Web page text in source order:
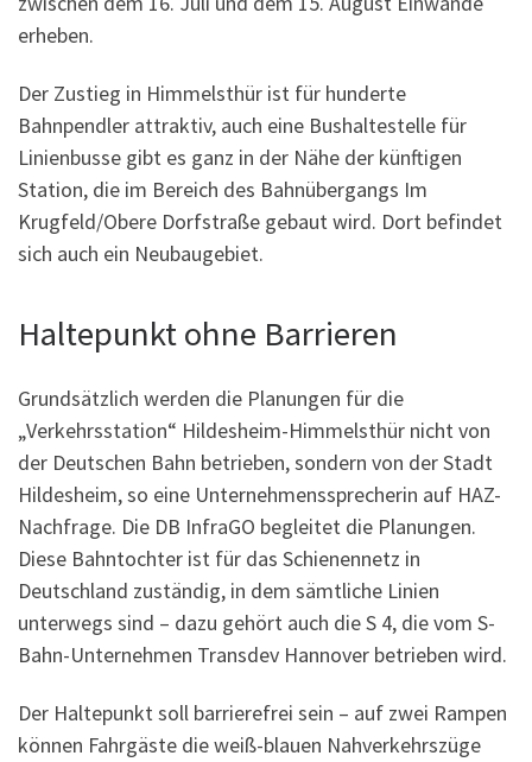
erheben.
Der Zustieg in Himmelsthür ist für hunderte
Bahnpendler attraktiv, auch eine Bushaltestelle für
Linienbusse gibt es ganz in der Nähe der künftigen
Station, die im Bereich des Bahnübergangs Im
Krugfeld/Obere Dorfstraße gebaut wird. Dort befindet
sich auch ein Neubaugebiet.
Haltepunkt ohne Barrieren
Grundsätzlich werden die Planungen für die
„Verkehrsstation“ Hildesheim-Himmelsthür nicht von
der Deutschen Bahn betrieben, sondern von der Stadt
Hildesheim, so eine Unternehmenssprecherin auf HAZ-
Nachfrage. Die DB InfraGO begleitet die Planungen.
Diese Bahntochter ist für das Schienennetz in
Deutschland zuständig, in dem sämtliche Linien
unterwegs sind – dazu gehört auch die S 4, die vom S-
Bahn-Unternehmen Transdev Hannover betrieben wird.
Der Haltepunkt soll barrierefrei sein – auf zwei Rampen
können Fahrgäste die weiß-blauen Nahverkehrszüge